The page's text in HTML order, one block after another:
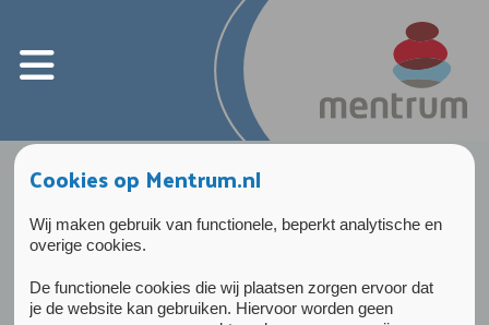
Home>Ik ben cliënt>Dit moet je weten over de intake
Lees voor
Dit moet je weten over de
intake
Cookies op Mentrum.nl
Wij maken gebruik van functionele, beperkt analytische en
overige cookies.
De functionele cookies die wij plaatsen zorgen ervoor dat
je de website kan gebruiken. Hiervoor worden geen